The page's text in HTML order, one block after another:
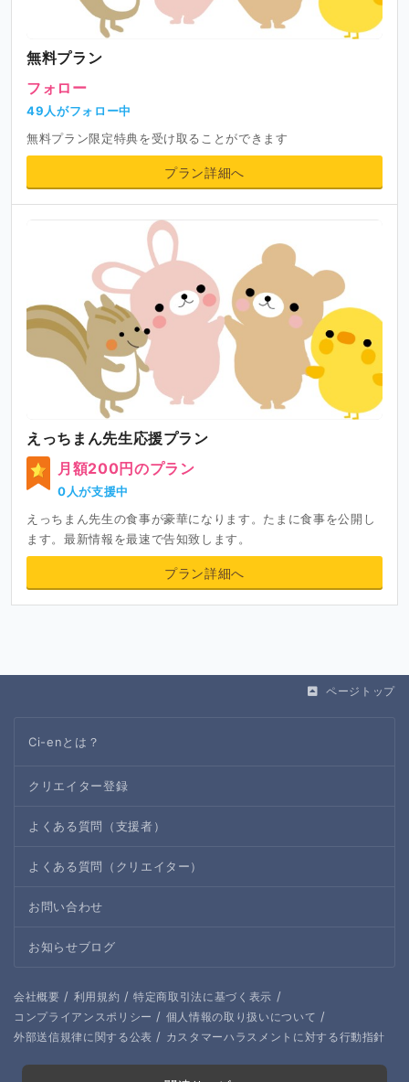
無料プラン
フォロー
49人がフォロー中
無料プラン限定特典を受け取ることができます
プラン詳細へ
えっちまん先生応援プラン
月額200円のプラン
0人が支援中
えっちまん先生の食事が豪華になります。たまに食事を公開し
ます。最新情報を最速で告知致します。
プラン詳細へ
ページトップ
Ci-enとは？
クリエイター登録
よくある質問（支援者）
よくある質問（クリエイター）
お問い合わせ
お知らせブログ
会社概要 / 利用規約 / 特定商取引法に基づく表示 /
コンプライアンスポリシー / 個人情報の取り扱いについて /
外部送信規律に関する公表 / カスタマーハラスメントに対する行動指針